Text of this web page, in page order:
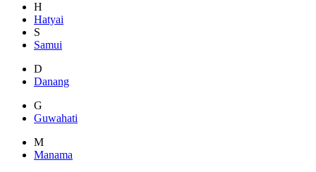
H
Hatyai
S
Samui
D
Danang
G
Guwahati
M
Manama